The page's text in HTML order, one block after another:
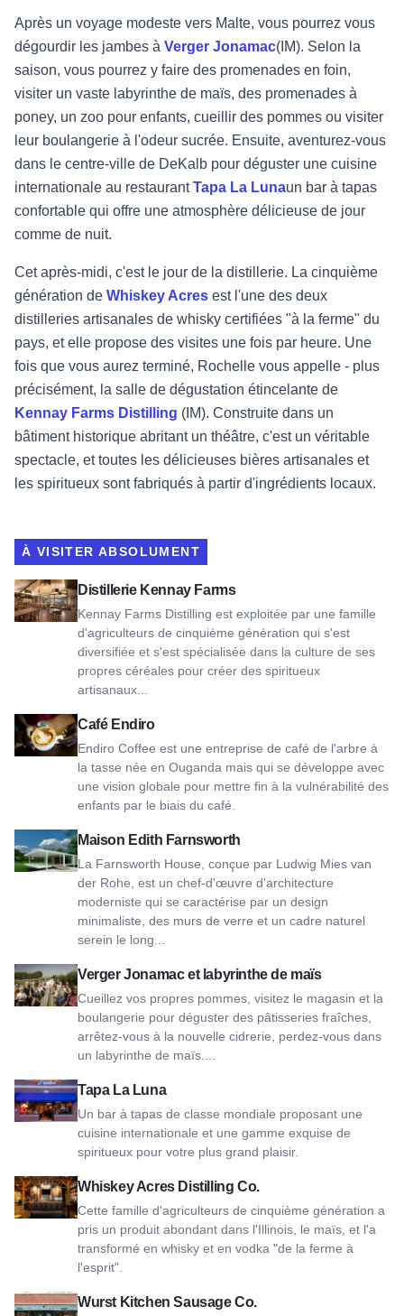
Après un voyage modeste vers Malte, vous pourrez vous
dégourdir les jambes à Verger Jonamac(IM). Selon la
saison, vous pourrez y faire des promenades en foin,
visiter un vaste labyrinthe de maïs, des promenades à
poney, un zoo pour enfants, cueillir des pommes ou visiter
leur boulangerie à l'odeur sucrée. Ensuite, aventurez-vous
dans le centre-ville de DeKalb pour déguster une cuisine
internationale au restaurantTapa La Lunaun bar à tapas
confortable qui offre une atmosphère délicieuse de jour
comme de nuit.
Cet après-midi, c'est le jour de la distillerie. La cinquième
génération de Whiskey Acres est l'une des deux
distilleries artisanales de whisky certifiées "à la ferme" du
pays, et elle propose des visites une fois par heure. Une
fois que vous aurez terminé, Rochelle vous appelle - plus
précisément, la salle de dégustation étincelante de
Kennay Farms Distilling (IM). Construite dans un
bâtiment historique abritant un théâtre, c'est un véritable
spectacle, et toutes les délicieuses bières artisanales et
les spiritueux sont fabriqués à partir d'ingrédients locaux.
À VISITER ABSOLUMENT
Distillerie Kennay Farms
Kennay Farms Distilling est exploitée par une famille
d'agriculteurs de cinquième génération qui s'est
diversifiée et s'est spécialisée dans la culture de ses
propres céréales pour créer des spiritueux
artisanaux...
Voir Kennay Farms Distilling
Café Endiro
Endiro Coffee est une entreprise de café de l'arbre à
la tasse née en Ouganda mais qui se développe avec
une vision globale pour mettre fin à la vulnérabilité des
enfants par le biais du café.
Voir Endiro Coffee
Maison Edith Farnsworth
La Farnsworth House, conçue par Ludwig Mies van
der Rohe, est un chef-d'œuvre d'architecture
moderniste qui se caractérise par un design
minimaliste, des murs de verre et un cadre naturel
serein le long...
Voir Edith Farnsworth House
Verger Jonamac et labyrinthe de maïs
Cueillez vos propres pommes, visitez le magasin et la
boulangerie pour déguster des pâtisseries fraîches,
arrêtez-vous à la nouvelle cidrerie, perdez-vous dans
un labyrinthe de maïs....
Voir Jonamac Orchard and Corn Maze
Tapa La Luna
Un bar à tapas de classe mondiale proposant une
cuisine internationale et une gamme exquise de
spiritueux pour votre plus grand plaisir.
Voir Tapa La Luna
Whiskey Acres Distilling Co.
Cette famille d'agriculteurs de cinquième génération a
pris un produit abondant dans l'Illinois, le maïs, et l'a
transformé en whisky et en vodka "de la ferme à
l'esprit".
Voir Whiskey Acres Distilling Co.
Wurst Kitchen Sausage Co.
Voir Wurst Kitchen Sausage Co.